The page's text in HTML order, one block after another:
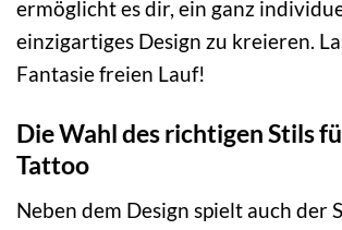
ermöglicht es dir, ein ganz
einzigartiges Design zu kreieren.
Fantasie freien Lauf!
Die Wahl des richtigen Stils
Tattoo
Neben dem Design spielt auch der